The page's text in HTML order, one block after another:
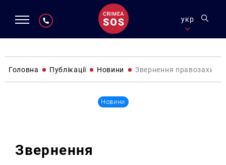
укр
Головна Публікації Новини Звернення
Новини
Звернення